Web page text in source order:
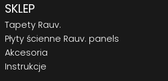
SKLEP
Tapety Rauv.
Płyty ścienne Rauv. panels
Akcesoria
Instrukcje